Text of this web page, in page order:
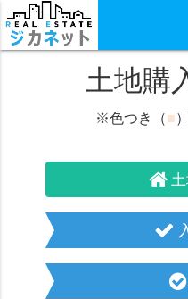
土地購
※色つき（■
土